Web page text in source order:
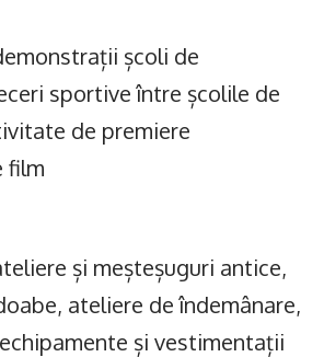
școli de
sportive între școlile de
de premiere
film
și meșteșuguri antice,
ateliere de îndemânare,
și vestimentații